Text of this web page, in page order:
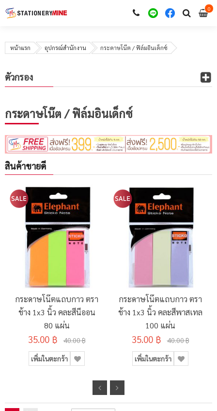
00
หน้าแรก อุปกรณ์สำนักงาน กระดาษโน๊ต / ฟิล์มอินเด็กซ์
กระดาษโน๊ต / ฟิล์มอินเด็กซ์
สินค้าขายดี
กระดาษโน๊ตแถบกาว ตรา
ช้าง 1x3 นิ้ว คละสีนีออน
80 แผ่น
35.00 ฿ 40.00 ฿
เพิ่มในตะกร้า
กระดาษโน๊ตแถบกาว ตรา
ช้าง 1x3 นิ้ว คละสีพาสเทล
100 แผ่น
35.00 ฿ 40.00 ฿
เพิ่มในตะกร้า
ตัวกรอง